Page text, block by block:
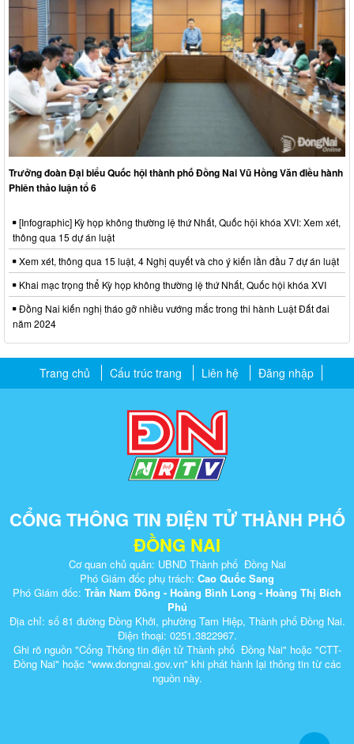
Trưởng đoàn Đại biểu Quốc hội thành phố Đồng Nai Vũ Hồng Văn điều hành
Phiên thảo luận tổ 6
[Infographic] Kỳ họp không thường lệ thứ Nhất, Quốc hội khóa XVI: Xem xét,
thông qua 15 dự án luật
Xem xét, thông qua 15 luật, 4 Nghị quyết và cho ý kiến lần đầu 7 dự án luật
Khai mạc trọng thể Kỳ họp không thường lệ thứ Nhất, Quốc hội khóa XVI
Đồng Nai kiến nghị tháo gỡ nhiều vướng mắc trong thi hành Luật Đất đai
năm 2024
Trang chủ Cấu trúc trang Liên hệ Đăng nhập
CỔNG THÔNG TIN ĐIỆN TỬ THÀNH PHỐ
ĐỒNG NAI
Cơ quan chủ quản: UBND Thành phố Đồng Nai
Phó Giám đốc phụ trách: Cao Quốc Sang
Phó Giám đốc: Trần Nam Đông - Hoàng Bình Long - Hoàng Thị Bích
Phú
Địa chỉ: số 81 đường Đồng Khởi, phường Tam Hiệp, Thành phố Đồng Nai.
Điện thoại: 0251.3822967.
Ghi rõ nguồn "Cổng Thông tin điện tử Thành phố Đồng Nai" hoặc "CTT-
Đồng Nai" hoặc "www.dongnai.g​ov.vn" khi ​phát hành lại thông tin từ các
nguồn này.​